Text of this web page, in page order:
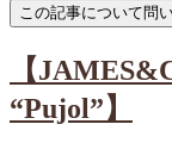
【
“Pujol”】